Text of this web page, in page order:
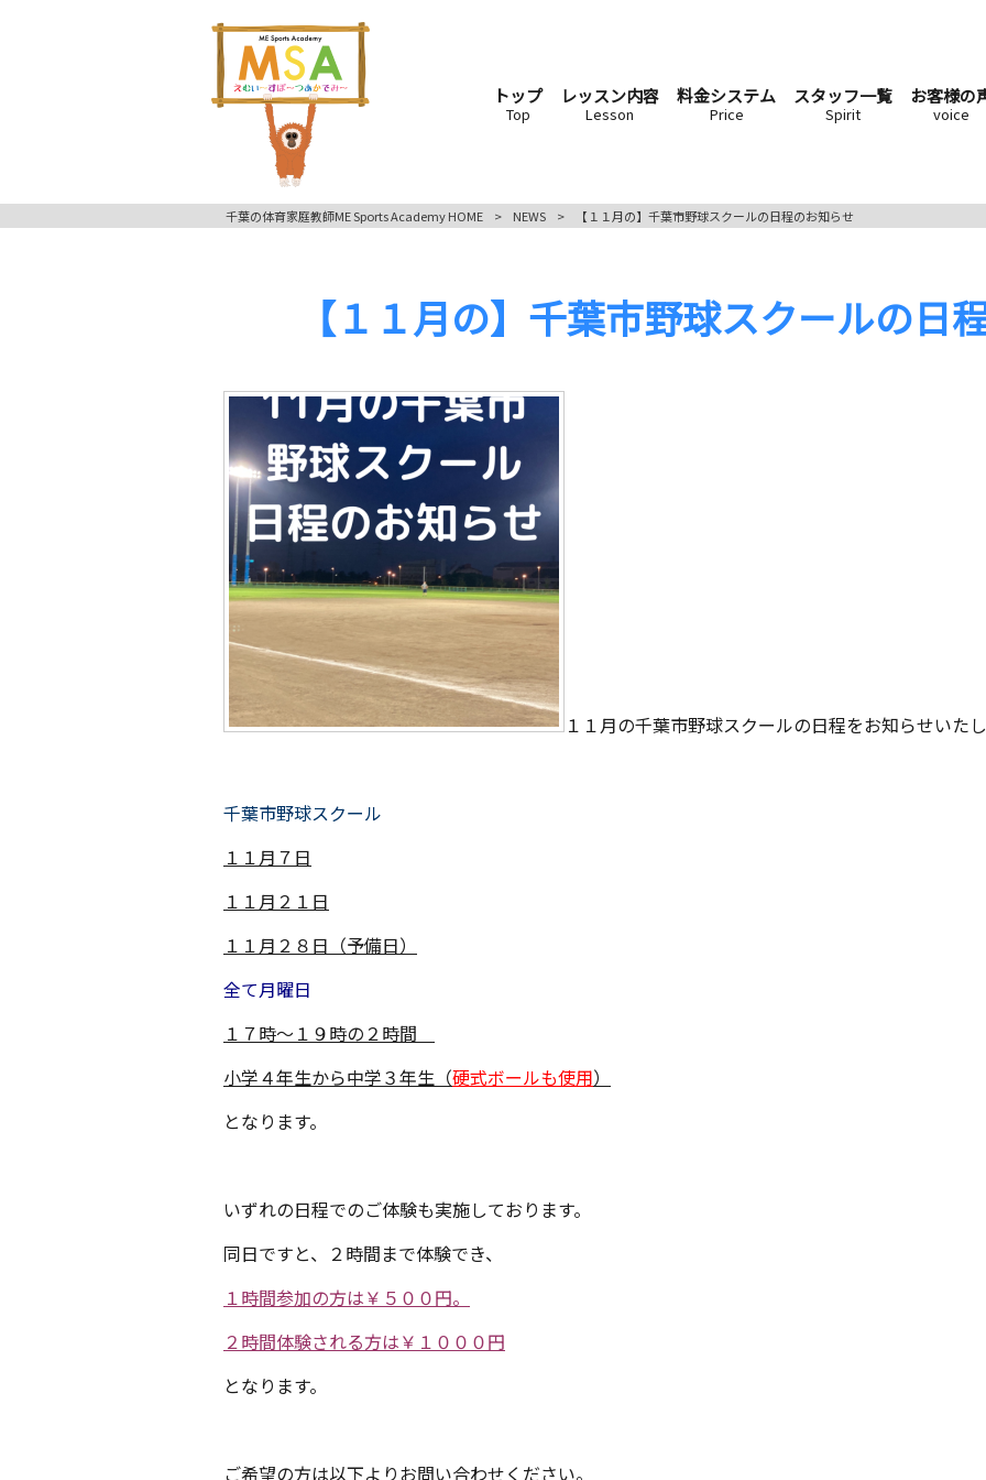
トップ
Top
レッスン内容
Lesson
料金システム
Price
スタッフ一覧
Spirit
お客様の
voice
千葉の体育家庭教師ME Sports Academy HOME > NEWS > 【１１月の】千葉市野球スクールの日程のお知らせ
【１１月の】千葉市野球スクールの日
１１月の千葉市野球スクールの日程をお知らせいた
千葉市野球スクール
１１月７日
１１月２１日
１１月２８日（予備日）
全て月曜日
１７時〜１９時の２時間
小学４年生から中学３年生（硬式ボールも使用）
となります。
いずれの日程でのご体験も実施しております。
同日ですと、２時間まで体験でき、
１時間参加の方は￥５００円。
２時間体験される方は￥１０００円
となります。
ご希望の方は以下よりお問い合わせください。